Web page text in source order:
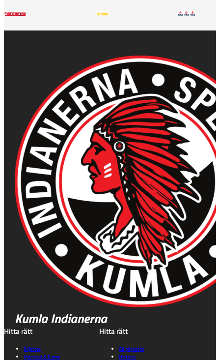
Kumla Indianerna
Hitta rätt
Biljetter
Marknad & Event
Hitta rätt
Gå på match
Historia